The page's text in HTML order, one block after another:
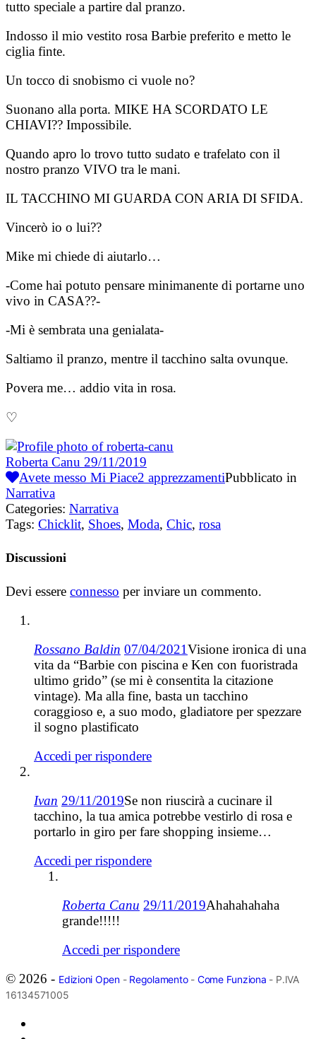
tutto speciale a partire dal pranzo.
Indosso il mio vestito rosa Barbie preferito e metto le
ciglia finte.
Un tocco di snobismo ci vuole no?
Suonano alla porta. MIKE HA SCORDATO LE
CHIAVI?? Impossibile.
Quando apro lo trovo tutto sudato e trafelato con il
nostro pranzo VIVO tra le mani.
IL TACCHINO MI GUARDA CON ARIA DI SFIDA.
Vincerò io o lui??
Mike mi chiede di aiutarlo…
-Come hai potuto pensare minimanente di portarne uno
vivo in CASA??-
-Mi è sembrata una genialata-
Saltiamo il pranzo, mentre il tacchino salta ovunque.
Povera me… addio vita in rosa.
♡
Roberta Canu 29/11/2019
Avete messo Mi Piace2 apprezzamentiPubblicato in
Narrativa
Categories: Narrativa
Tags: Chicklit, Shoes, Moda, Chic, rosa
Discussioni
Devi essere connesso per inviare un commento.
Rossano Baldin 07/04/2021Visione ironica di una
vita da “Barbie con piscina e Ken con fuoristrada
ultimo grido” (se mi è consentita la citazione
vintage). Ma alla fine, basta un tacchino
coraggioso e, a suo modo, gladiatore per spezzare
il sogno plastificato
Accedi per rispondere
Ivan 29/11/2019Se non riuscirà a cucinare il
tacchino, la tua amica potrebbe vestirlo di rosa e
portarlo in giro per fare shopping insieme…
Accedi per rispondere
Roberta Canu 29/11/2019Ahahahahaha
grande!!!!!
Accedi per rispondere
© 2026 - Edizioni Open- Regolamento- Come Funziona - P.IVA
16134571005